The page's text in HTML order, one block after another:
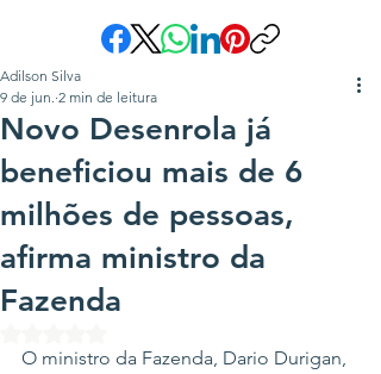
Novo Desenrola já
beneficiou mais de 6
milhões de pessoas,
afirma ministro da
Fazenda
Adilson Silva
9 de jun. 2 min de leitura
O ministro da Fazenda, Dario Durigan,